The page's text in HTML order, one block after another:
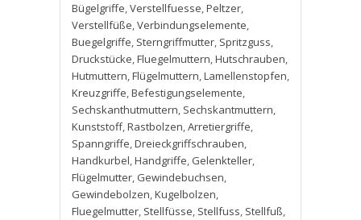
Bügelgriffe,Verstellfuesse,Peltzer,
Verstellfüße,Verbindungselemente,
Buegelgriffe, Sterngriffmutter, Spritzguss,
Druckstücke,Fluegelmuttern,Hutschrauben,
Hutmuttern,Flügelmuttern,Lamellenstopfen,
Kreuzgriffe,Befestigungselemente,
Sechskanthutmuttern, Sechskantmuttern,
Kunststoff,Rastbolzen,Arretiergriffe,
Spanngriffe,Dreieckgriffschrauben,
Handkurbel,Handgriffe, Gelenkteller,
Flügelmutter, Gewindebuchsen,
Gewindebolzen,Kugelbolzen,
Fluegelmutter, Stellfüsse, Stellfuss, Stellfuß,